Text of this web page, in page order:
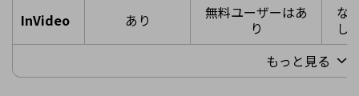
InVideo あり
無料ユーザーはあ
り
な
し
もっと見る